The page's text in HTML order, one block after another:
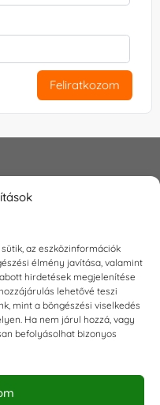
az eszközinformációk
élmény javítása, valamint
hirdetések megjelenítése
lehetővé teszi
mint a böngészési viselkedés
Ha nem járul hozzá, vagy
befolyásolhat bizonyos
Feliratkozom